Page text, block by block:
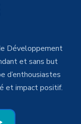
Développement
et sans but
d’enthousiastes
et impact positif.